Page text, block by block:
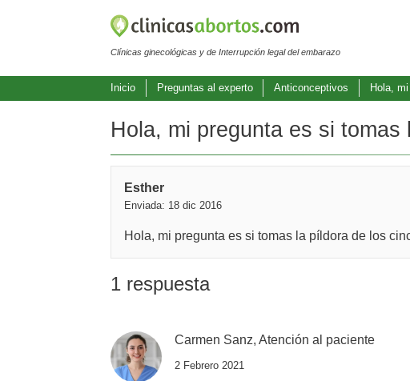
Clínicas ginecológicas y de Interrupción legal del embarazo
Inicio Preguntas al experto Anticonceptivos Hola,
Hola, mi pregunta es si
Esther
Enviada: 18 dic 2016
Hola, mi pregunta es si tomas la píldora de los
1 respuesta
Carmen Sanz, Atención al paciente
2 Febrero 2021